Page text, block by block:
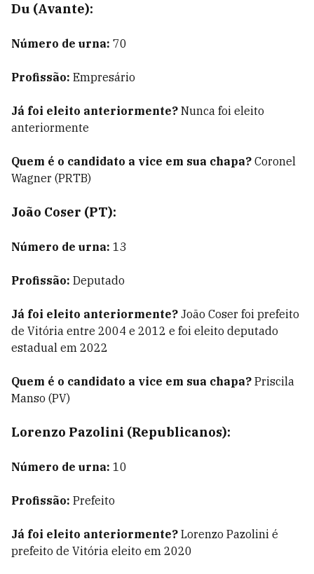
Du (Avante):
Número de urna: 70
Profissão: Empresário
Já foi eleito anteriormente? Nunca foi eleito
anteriormente
Quem é o candidato a vice em sua chapa? Coronel
Wagner (PRTB)
João Coser (PT):
Número de urna: 13
Profissão: Deputado
Já foi eleito anteriormente? João Coser foi prefeito
de Vitória entre 2004 e 2012 e foi eleito deputado
estadual em 2022
Quem é o candidato a vice em sua chapa? Priscila
Manso (PV)
Lorenzo Pazolini (Republicanos):
Número de urna: 10
Profissão: Prefeito
Já foi eleito anteriormente? Lorenzo Pazolini é
prefeito de Vitória eleito em 2020